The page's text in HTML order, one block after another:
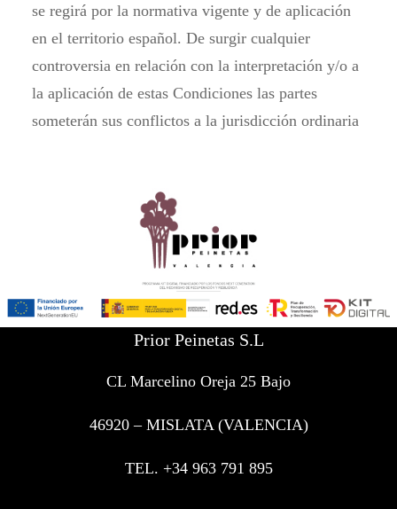
se regirá por la normativa vigente y de aplicación
en el territorio español. De surgir cualquier
controversia en relación con la interpretación y/o a
la aplicación de estas Condiciones las partes
someterán sus conflictos a la jurisdicción ordinaria
Prior Peinetas S.L
CL Marcelino Oreja 25 Bajo
46920 – MISLATA (VALENCIA)
TEL. +34 963 791 895